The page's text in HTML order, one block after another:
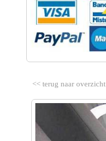
<< terug naar overzicht